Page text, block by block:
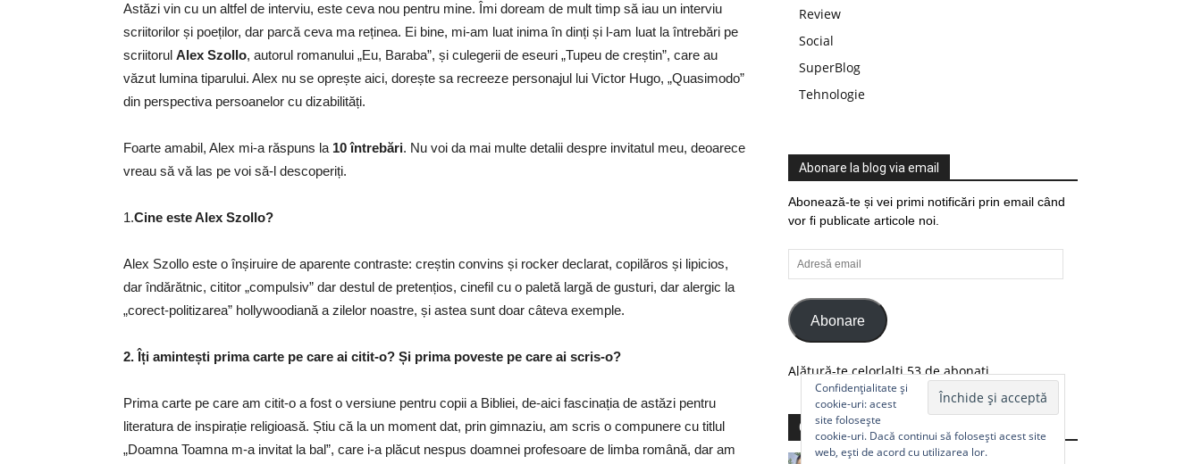
Astăzi vin cu un altfel de interviu, este ceva nou pentru mine. Îmi doream de mult timp să iau un interviu
scriitorilor și poeților, dar parcă ceva ma reținea. Ei bine, mi-am luat inima în dinți și l-am luat la întrebări pe
scriitorul Alex Szollo, autorul romanului „Eu, Baraba”, și culegerii de eseuri „Tupeu de creștin”, care au
văzut lumina tiparului. Alex nu se oprește aici, dorește sa recreeze personajul lui Victor Hugo, „Quasimodo”
din perspectiva persoanelor cu dizabilități.
Foarte amabil, Alex mi-a răspuns la 10 întrebări. Nu voi da mai multe detalii despre invitatul meu, deoarece
vreau să vă las pe voi să-l descoperiți.
1.Cine este Alex Szollo?
Alex Szollo este o înșiruire de aparente contraste: creștin convins și rocker declarat, copilăros și lipicios,
dar îndărătnic, cititor „compulsiv” dar destul de pretențios, cinefil cu o paletă largă de gusturi, dar alergic la
„corect-politizarea” hollywoodiană a zilelor noastre, și astea sunt doar câteva exemple.
2. Îți amintești prima carte pe care ai citit-o? Și prima poveste pe care ai scris-o?
Prima carte pe care am citit-o a fost o versiune pentru copii a Bibliei, de-aici fascinația de astăzi pentru
literatura de inspirație religioasă. Știu că la un moment dat, prin gimnaziu, am scris o compunere cu titlul
„Doamna Toamna m-a invitat la bal”, care i-a plăcut nespus doamnei profesoare de limba română, dar am
Review
Social
SuperBlog
Tehnologie
Abonare la blog via email
Abonează-te și vei primi notificări prin email când
vor fi publicate articole noi.
Adresă
email
Abonare
Alătură-te celorlalți 53 de abonați.
Comunitate
Confidențialitate și
cookie-uri: acest
site folosește
cookie-uri. Dacă continui să folosești acest site
web, ești de acord cu utilizarea lor.